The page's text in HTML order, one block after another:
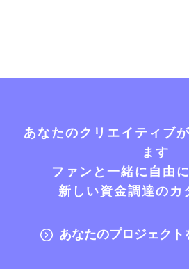
あなたのクリエイティブ
ます
ファンと一緒に自由
新しい資金調達のカ
あなたのプロジェク